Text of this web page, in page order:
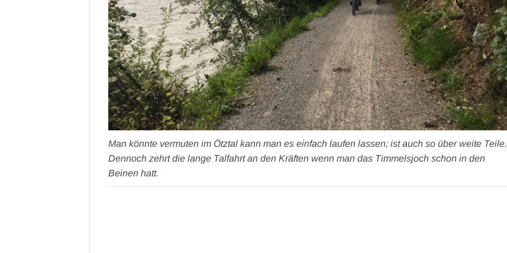
Man könnte vermuten im Ötztal kann man es einfach laufen lassen; ist auch so über weite Teile.
Dennoch zehrt die lange Talfahrt an den Kräften wenn man das Timmelsjoch schon in den
Beinen hatt.